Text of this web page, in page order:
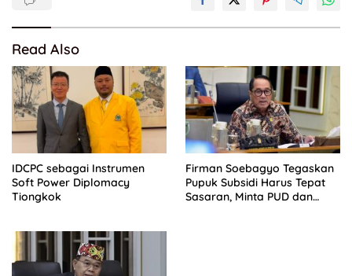
Read Also
IDCPC sebagai Instrumen
Soft Power Diplomacy
Tiongkok
Firman Soebagyo Tegaskan
Pupuk Subsidi Harus Tepat
Sasaran, Minta PUD dan